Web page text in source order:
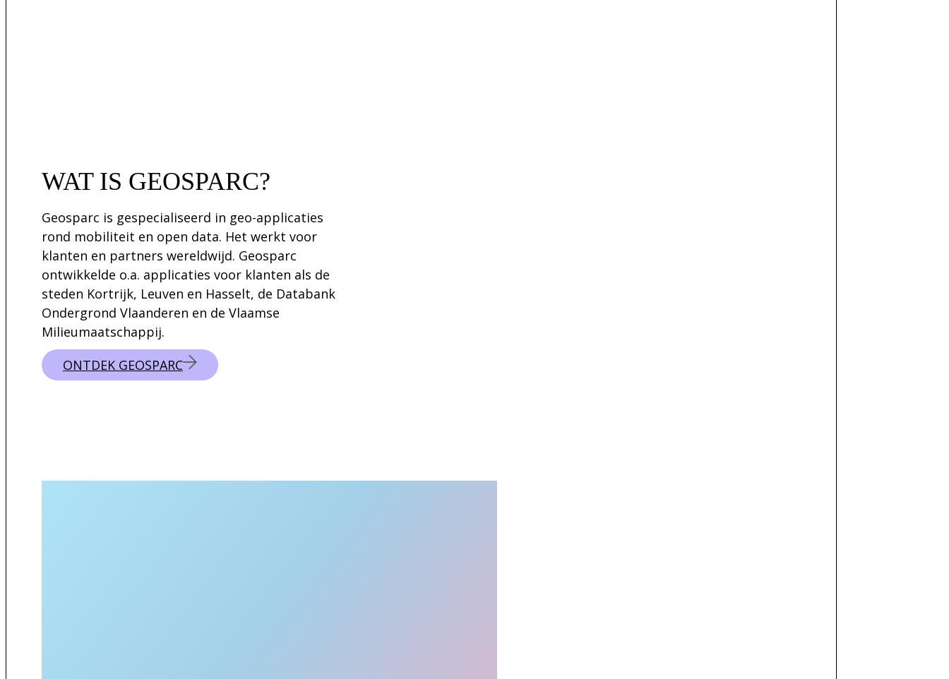
WAT IS GEOSPARC?
Geosparc is gespecialiseerd in geo-applicaties
rond mobiliteit en open data. Het werkt voor
klanten en partners wereldwijd. Geosparc
ontwikkelde o.a. applicaties voor klanten als de
steden Kortrijk, Leuven en Hasselt, de Databank
Ondergrond Vlaanderen en de Vlaamse
Milieumaatschappij.
ONTDEK GEOSPARC